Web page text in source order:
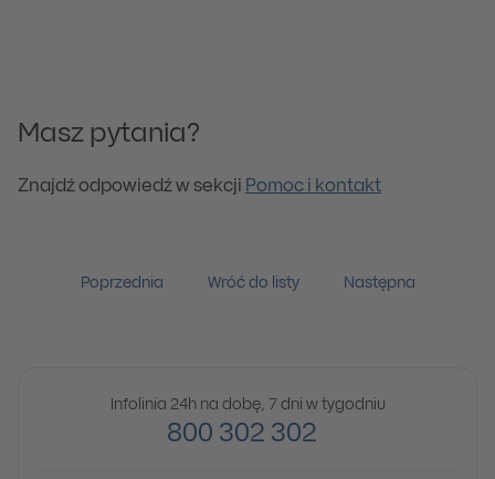
Masz pytania?
Znajdź odpowiedź w sekcji Pomoc i kontakt
Poprzednia Wróć do listy Następna
Infolinia 24h na dobę, 7 dni w tygodniu
800 302 302